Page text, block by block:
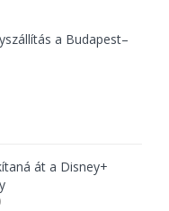
a Budapest–
át a Disney+